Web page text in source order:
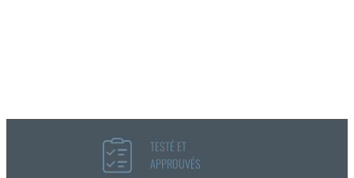
TESTÉ ET
APPROUVÉS